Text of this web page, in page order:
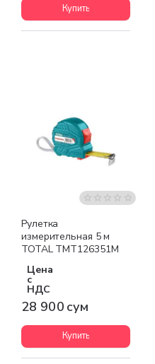
Купить
Рулетка
измерительная 5 м
TOTAL TMT126351M
Цена
с
НДС
28 900 сум
Купить